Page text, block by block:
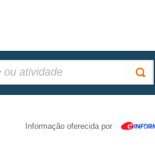
Informação oferecida por